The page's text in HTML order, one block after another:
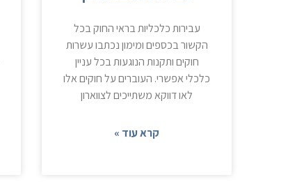
עבירות כלכליות בראי החוק בכל
הקשור בכספים ומימון נכתבו עשרות
חוקים ותקנות הנוגעות בכל עניין
כלכלי אפשרי. העוברים על חוקים אלו
לאו דווקא משתייכים לצווארון
קרא עוד »